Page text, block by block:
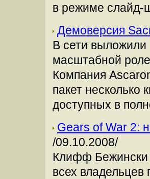
в режиме слайд-
Демоверсия
В сети выложили
масштабной
Компания
пакет несколько
доступных в
Gears of War 2:
/09.10.2008/
Клифф Бежински
всех владельцев